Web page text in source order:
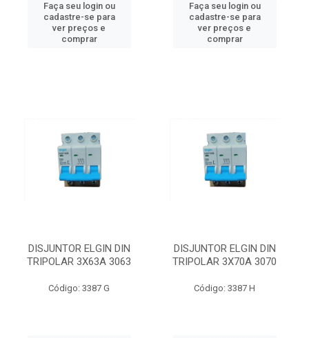
Faça seu login ou
cadastre-se para
ver preços e
comprar
Faça seu login ou
cadastre-se para
ver preços e
comprar
DISJUNTOR ELGIN DIN
TRIPOLAR 3X63A 3063
Código: 3387 G
DISJUNTOR ELGIN DIN
TRIPOLAR 3X70A 3070
Código: 3387 H